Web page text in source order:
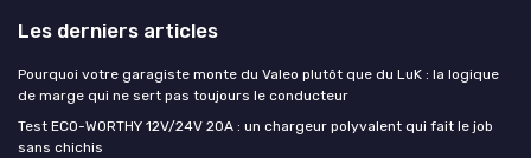
Les derniers articles
Pourquoi votre garagiste monte du Valeo plutôt que du LuK : la logique
de marge qui ne sert pas toujours le conducteur
Test ECO-WORTHY 12V/24V 20A : un chargeur polyvalent qui fait le job
sans chichis